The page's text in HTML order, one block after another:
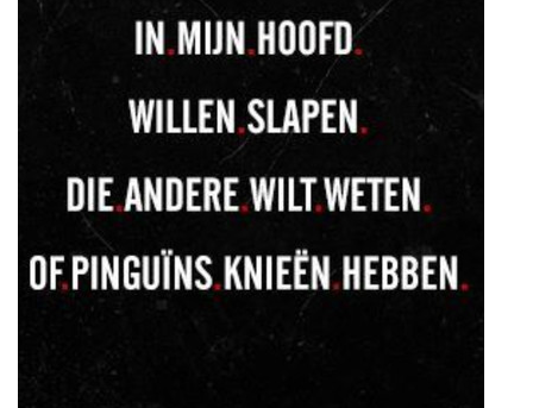
Insomniac
hebben hierop gereageerd.
Sevenof9 , en andere vinden dit leuk
Robije 27 dec. 2018
Jeanine89 hier ook.
Reageren
vindt dit leuk